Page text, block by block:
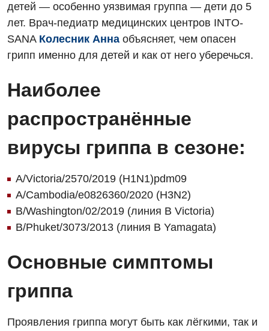
детей — особенно уязвимая группа — дети до 5
лет. Врач-педиатр медицинских центров INTO-
SANA Колесник Анна объясняет, чем опасен
грипп именно для детей и как от него уберечься.
Наиболее
распространённые
вирусы гриппа в сезоне:
A/Victoria/2570/2019 (H1N1)pdm09
A/Cambodia/e0826360/2020 (H3N2)
B/Washington/02/2019 (линия B Victoria)
B/Phuket/3073/2013 (линия B Yamagata)
Основные симптомы
гриппа
Проявления гриппа могут быть как лёгкими, так и